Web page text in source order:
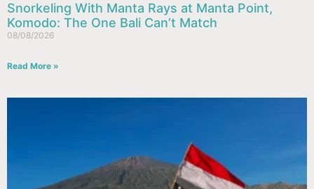
Snorkeling With Manta Rays at Manta Point,
Komodo: The One Bali Can’t Match
08/08/2026
Read More »